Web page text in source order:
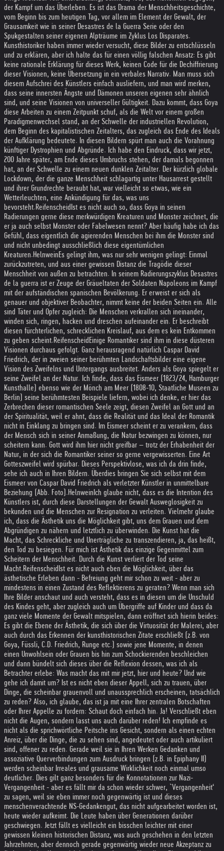
der Kampf um das Überleben. Es ist das Drama der Menschheitsgeschichte,
vom Beginn bis zum heutigen Tag, vor allem im Element der Gewalt, der
Grausamkeit wie in seiner Desastres de la Guerra Serie oder den
Spukgestalten seiner eigenen Alpträume im Zyklus Los Disparates.
Kunsthistoriker haben immer wieder versucht, diese Bilder zu entschlüsseln
und zu erklären, aber ich halte das für einen völlig falschen Ansatz: Es gibt
keine rationale Erklärung für dieses Werk, keinen Code für die Dechiffrierung
dieser Visionen, keine Übersetzung in ein verbales Narrativ. Man muss sich
diesem Aufschrei des Künstlers einfach ausliefern, und man wird merken,
dass seine innersten Ängste und Dämonen unseren eigenen sehr ähnlich
sind, und seine Visionen von universeller Gültigkeit. Dazu kommt, dass Goya
diese Arbeiten zu einem Zeitpunkt schuf, als die Welt vor einem großen
Paradigmenwechsel stand, an der Schwelle der industriellen Revolution,
dem Beginn des kapitalistischen Zeitalters, das zugleich das Ende des Ideals
der Aufklärung bedeutete. In diesen Bildern spürt man auch die Vorahnung
künftiger Dystrophien und Abgründe. Ich habe den Eindruck, dass wir jetzt,
200 Jahre später, am Ende dieses Umbruchs stehen, der damals begonnen
hat, an der Schwelle zu einem neuen dunklen Zeitalter. Der kürzlich globale
Lockdown, der die ganze Menschheit schlagartig unter Hausarrest gestellt
und ihrer Grundrechte beraubt hat, war vielleicht so etwas, wie ein
Wetterleuchten, eine Ankündigung für das, was uns
bevorsteht.Reifenscheid Ist es nicht auch so, dass Goya in seinen
Radierungen gerne diese merkwürdigen Kreaturen und Monster zeichnet, die
er ja auch selbst Monster oder Fabelwesen nennt? Aber häufig habe ich das
Gefühl, dass eigentlich die agierenden Menschen bei ihm die Monster sind
und nicht unbedingt ausschließlich diese eigentümlichen
Kreaturen.HelnweinEs gelingt ihm, was nur sehr wenigen gelingt: Einmal
zurückzutreten, und aus einer gewissen Distanz die Tragödie dieser
Menschheit von außen zu betrachten. In seinem Radierungszyklus Desastres
de la guerra ist er Zeuge der Gräueltaten der Soldaten Napoleons im Kampf
mit der aufständischen spanischen Bevölkerung. Er erweist er sich als
genauer und objektiver Beobachter, nimmt keine der beiden Seiten ein. Alle
sind Täter und Opfer zugleich: Die Menschen verkrallen sich ineinander,
winden sich, ringen, hacken und dreschen aufeinander ein. Er beschreibt
diesen fürchterlichen, schrecklichen Kreislauf, aus dem es kein Entkommen
zu geben scheint.Reifenscheid Einige Romantiker sind ihm in diese düsteren
Visionen durchaus gefolgt. Ganz herausragend natürlich Caspar David
Friedrich, der in zweien seiner berühmten Landschaftsbilder eine eigene
Vision des Zweifelns und Untergangs ausbreitet. Anders als Goya spiegelt er
seine Zweifel an der Natur. Ich finde, dass das Eismeer (1823/24, Hamburger
Kunsthalle) ebenso wie der Mönch am Meer (1808-10, Staatliche Museen zu
Berlin) seine berühmtesten Beispiele liefern, wobei ich denke, er hier das
Zerbrechen dieser romantischen Seele zeigt, diesen Zweifel an Gott und an
der Spiritualität, weil er ahnt, dass die Realität und das Ideal der Romantik
nicht in Einklang zu bringen sind. Im Eismeer scheint er zu verankern, dass
der Mensch sich in seiner Anmaßung, die Natur bezwingen zu können, nur
scheitern kann. Gott wird ihm hier nicht greifbar – trotz der Erhabenheit der
Natur, in der sich die Romantiker seiner so gerne vergewisserten. Eine Art
Gotteszweifel wird spürbar. Dieses Perspektivlose, was ich da drin finde,
sehe ich auch in Ihren Bildern. Überdies bringen Sie sich selbst mit dem
Eismeer von Caspar David Friedrich als verletzter Künstler in unmittelbare
Beziehung (Abb. Foto).Helnwein Ich glaube nicht, dass es die Intention des
Künstlers ist, durch diese Darstellungen der Gewalt Ausweglosigkeit zu
bekunden und die Menschen zur Resignation zu verleiten. Vielmehr glaube
ich, dass die Ästhetik uns die Möglichkeit gibt, uns dem Grauen und dem
Abgründigen zu nähern und letztlich zu überwinden. Die Kunst hat die
Macht, das Schreckliche und Unerträgliche zu transzendieren, ja, das heißt,
den Tod zu besiegen. Für mich ist Ästhetik das einzige Gegenmittel zum
Scheitern der Menschheit. Durch die Kunst verliert der Tod seine
Macht.Reifenscheid Ist es nicht auch eben die Möglichkeit, über das
ästhetische Erleben dann - Befreiung geht mir schon zu weit - aber zu
mindestens in einen Zustand des Reflektierens zu geraten? Wenn man sich
Ihre Bilder anschaut und auch versteht, dass es in diesen um die Unschuld
des Kindes geht, aber zugleich auch um Übergriffe auf Kinder und dass da
ganz viele Momente der Gewalt mitspielen, dann eröffnet sich hierin beides:
Es gibt die Ebene der Ästhetik, die sich über die Virtuosität der Malerei, aber
auch durch das Erkennen der kunsthistorischen Zitate erschließt (z.B. von
Goya, Füssli, C.D. Friedrich, Runge etc.) sowie jene Momente, in denen
einen Unwohlsein oder Grauen bis hin zum Schockierenden beschleichen
und dann bündelt sich dieses über die Reflexion dessen, was ich als
Betrachter erlebe: Was macht das mit mir jetzt, hier und heute? Und wie
gehe ich damit um? Ist es nicht eben dieser Appell, sich zu trauen, über
Dinge, die scheinbar grauenvoll und unaussprechlich erscheinen, tatsächlich
zu reden? Also, ich glaube, das ist ja mit eine Ihrer zentralen Botschaften
oder Ihrer Appelle zu fordern: Schaut doch einfach hin. Ja! Verschließt eben
nicht die Augen, sondern lasst uns auch darüber reden! Ich empfinde es
nicht als die sprichwörtliche Peitsche ins Gesicht, sondern als einen echten
Anreiz, über die Dinge, die zu sehen sind, angedeutet oder auch artikuliert
sind, offener zu reden. Gerade weil sie in Ihren Werken Gedanken und
assoziative Querverbindungen zum Ausdruck bringen (z.B. in Epiphany II)
werden scheinbar Irreales und grausame Wirklichkeit noch einmal umso
deutlicher. Dies gilt ganz besonders für die Konnotationen zur Nazi-
Vergangenheit - aber es fällt mir da schon wieder schwer, `Vergangenheit‘
zu sagen, weil sie eben immer noch gegenwärtig ist und dieses
menschenverachtende NS-Gedankengut, das nicht aufgearbeitet worden ist,
heute wieder aufkeimt. Die Leute haben über Generationen darüber
geschwiegen. Jetzt fällt es vielleicht ein bisschen leichter mit einer
gewissen kleinen historischen Distanz, was auch geschehen in den letzten
Jahrzehnten, aber dennoch gerade gegenwärtig wieder neue Akzeptanz zu